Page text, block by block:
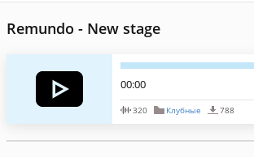
Remundo - New stage
00:00
320 Клубные 788